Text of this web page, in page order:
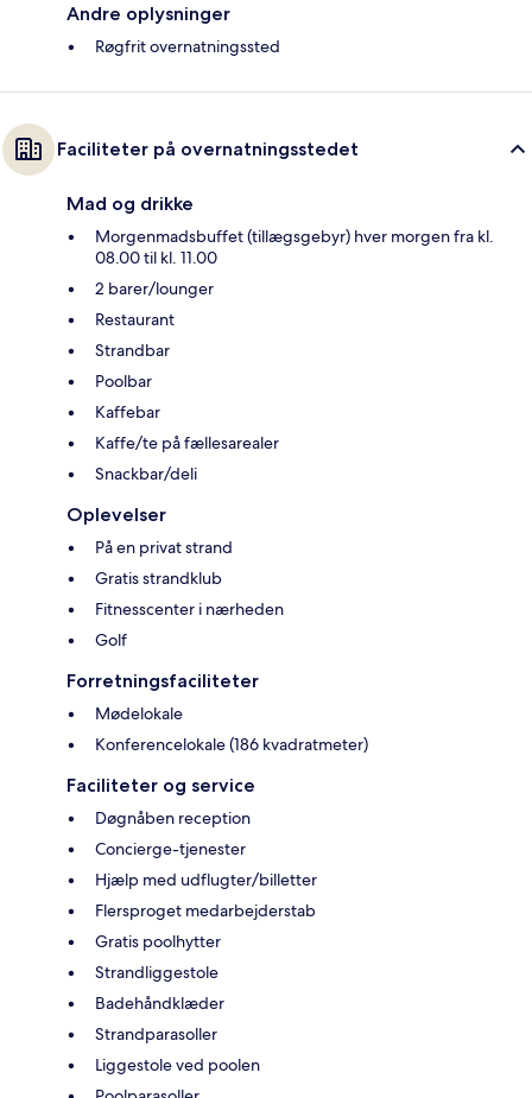
Andre oplysninger
Røgfrit overnatningssted
Faciliteter på overnatningsstedet
Mad og drikke
Morgenmadsbuffet (tillægsgebyr) hver morgen fra kl.
08.00 til kl. 11.00
2 barer/lounger
Restaurant
Strandbar
Poolbar
Kaffebar
Kaffe/te på fællesarealer
Snackbar/deli
Oplevelser
På en privat strand
Gratis strandklub
Fitnesscenter i nærheden
Golf
Forretningsfaciliteter
Mødelokale
Konferencelokale (186 kvadratmeter)
Faciliteter og service
Døgnåben reception
Concierge-tjenester
Hjælp med udflugter/billetter
Flersproget medarbejderstab
Gratis poolhytter
Strandliggestole
Badehåndklæder
Strandparasoller
Liggestole ved poolen